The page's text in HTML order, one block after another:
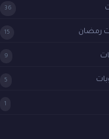
36
رمضان 15
9
5
1